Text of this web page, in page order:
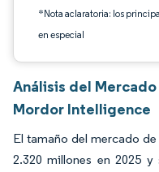
*Nota aclaratoria: los
en especial
Análisis del
Mordor Intelligence
El tamaño del mercado
2.320 millones en 2025